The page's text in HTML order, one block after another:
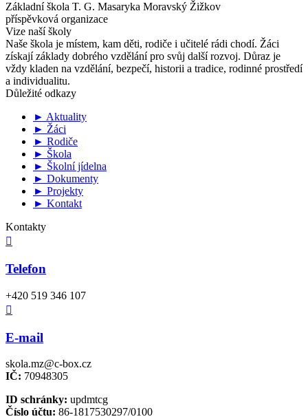
Základní škola T. G. Masaryka Moravský Žižkov
příspěvková organizace
Vize naší školy
Naše škola je místem, kam děti, rodiče i učitelé rádi chodí. Žáci
získají základy dobrého vzdělání pro svůj další rozvoj. Důraz je
vždy kladen na vzdělání, bezpečí, historii a tradice, rodinné prostředí
a individualitu.
Důležité odkazy
► Aktuality
► Žáci
► Rodiče
► Škola
► Školní jídelna
► Dokumenty
► Projekty
► Kontakt
Kontakty

Telefon
+420 519 346 107

E-mail
skola.mz@c-box.cz
IČ: 70948305
ID schránky: updmtcg
Číslo účtu: 86-1817530297/0100